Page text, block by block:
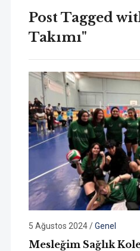
Post Tagged
Takımı"
5 Ağustos 2024/Genel
Mesleğim Sağlık